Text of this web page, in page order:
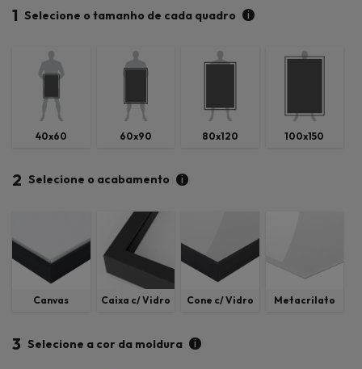
1 Selecione o tamanho de cada quadro i
40x60 60x90 80x120 100x150
2 Selecione o acabamento i
Canvas Caixa c/ Vidro Cone c/ Vidro Metacrilato
3 Selecione a cor da moldura i